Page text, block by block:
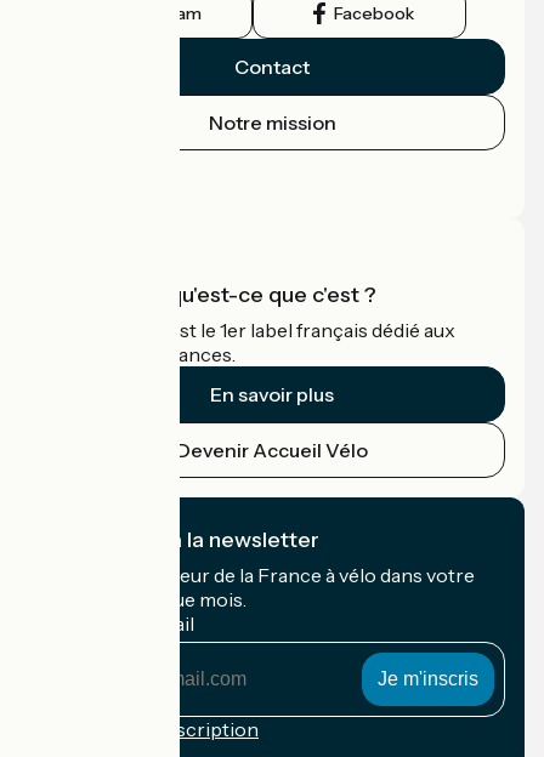
Instagram Facebook
Contact
Notre mission
Accueil Vélo qu'est-ce que c'est ?
Accueil Vélo c'est le 1er label français dédié aux
cyclistes en vacances.
En savoir plus
Devenir Accueil Vélo
Je m'abonne à la newsletter
Recevez le meilleur de la France à vélo dans votre
boîte mail chaque mois.
Mon adresse mail
Conditions d'inscription